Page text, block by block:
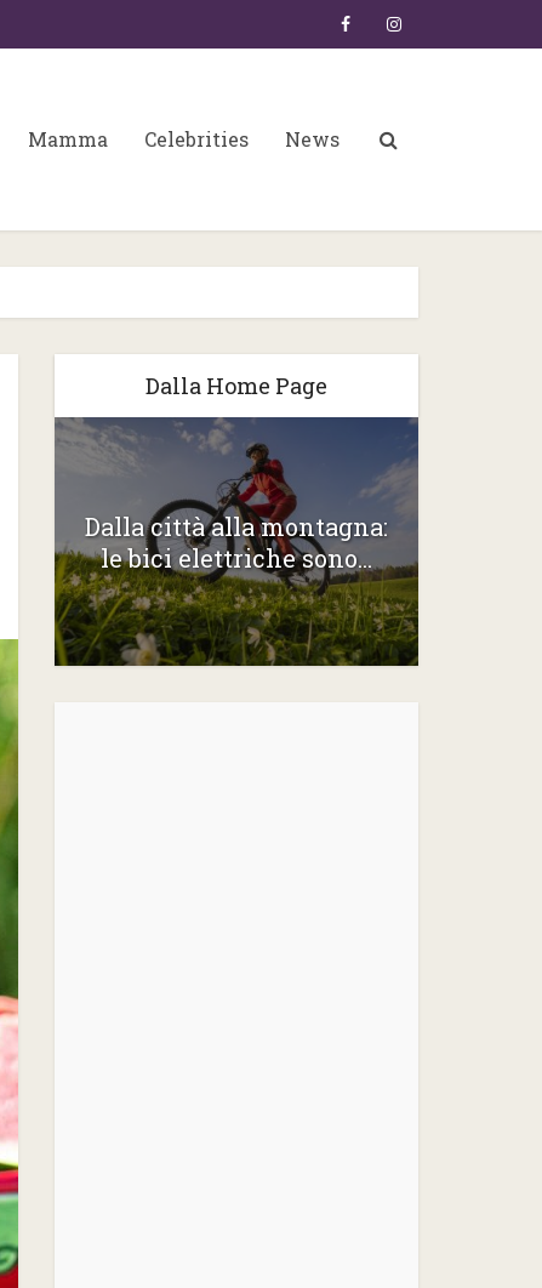
Mamma Celebrities News
Dalla Home Page
Dalla città alla montagna:
le bici elettriche sono...